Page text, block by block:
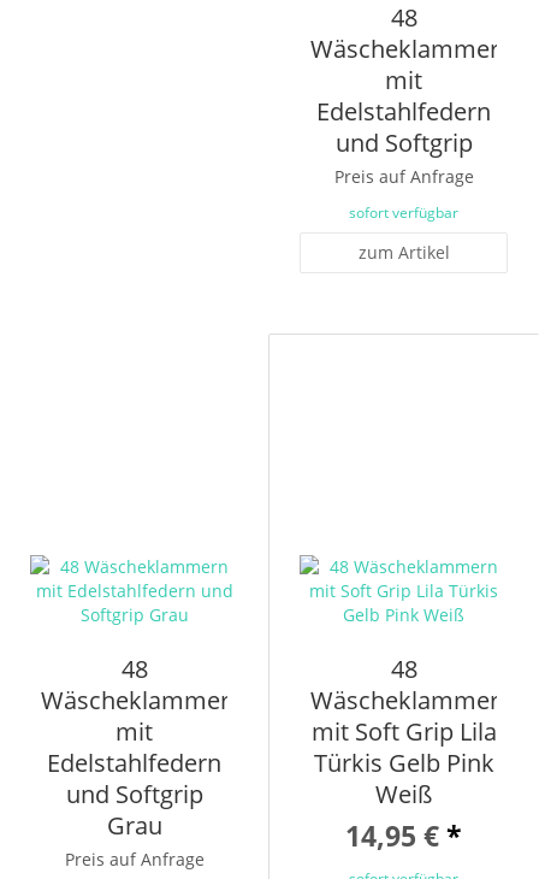
48
Wäscheklammern
mit
Edelstahlfedern
und Softgrip
Preis auf Anfrage
sofort verfügbar
zum Artikel
48
Wäscheklammern
mit
Edelstahlfedern
und Softgrip
Grau
Preis auf Anfrage
48
Wäscheklammern
mit Soft Grip Lila
Türkis Gelb Pink
Weiß
14,95 €*